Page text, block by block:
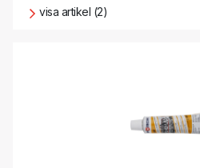
visa artikel (2)